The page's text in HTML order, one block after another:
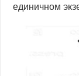
единичном